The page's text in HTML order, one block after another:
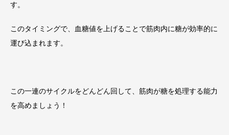
す。
このタイミングで、血糖値を上げることで筋肉内に糖が効率的に
運び込まれます。
この一連のサイクルをどんどん回して、筋肉が糖を処理する能力
を高めましょう！